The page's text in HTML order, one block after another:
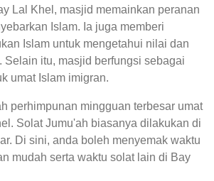
Lal Khel, masjid memainkan peranan
Islam. Ia juga memberi
Islam untuk mengetahui nilai dan
Selain itu, masjid berfungsi sebagai
umat Islam imigran.
perhimpunan mingguan terbesar umat
Solat Jumu'ah biasanya dilakukan di
Di sini, anda boleh menyemak waktu
mudah serta waktu solat lain di Bay